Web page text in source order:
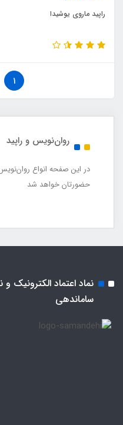
راپید ماروی یوشیدا
1
روان‌نویس و راپید
در این صفحه انواع
حضورتان خواهد شد
نماد اعتماد الکترونیک و
ساماندهی